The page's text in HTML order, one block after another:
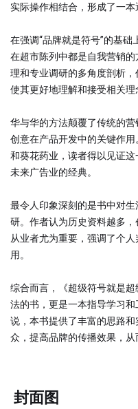
实际操作相结合，形成了一本
在强调“品牌就是符号”的基
在超市陈列中都是自我营销
理和专业调研的多角度剖析，
使其更好地理解和接受相关理
华与华的方法颠覆了传统的
创意在产品开发中的关键作
和葵花药业，读者得以见证
未来广告业的经典。
最令人印象深刻的是书中对
研。作者认为历史资料越多
从业者尤为重要，强调了个
用。
综合而言，《超级符号就是
法的书，更是一本指导学习
说，本书提供了丰富的思路
众，提高品牌的传播效果，从
封面图